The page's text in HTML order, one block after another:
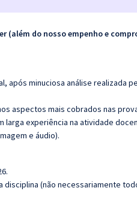
(além do nosso empenho e
após minuciosa análise realizada
aspectos mais cobrados nas
larga experiência na atividade
e áudio).
(não necessariamente